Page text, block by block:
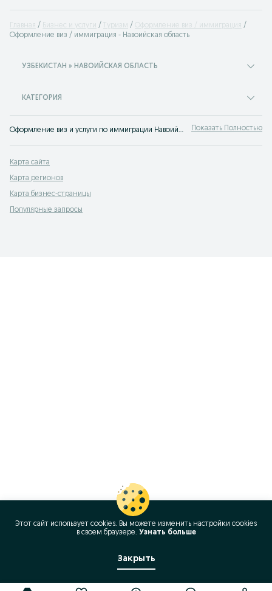
Главная Бизнес и услуги Туризм
Оформление виз / иммиграция
Оформление виз / иммиграция - Навоийская область
УЗБЕКИСТАН » НАВОИЙСКАЯ ОБЛАСТЬ
КАТЕГОРИЯ
Оформление виз и услуги по иммиграции Навоийская область ✔️ Большой выбор компаний и доступные цены ☝ Любые услуги в сфере туризма легко найти на OLX.uz! Показать Полностью
Карта сайта
Карта регионов
Карта бизнес-страницы
Популярные запросы
Этот сайт использует cookies. Вы можете изменить настройки cookies
в своeм браузере. Узнать больше
Закрыть